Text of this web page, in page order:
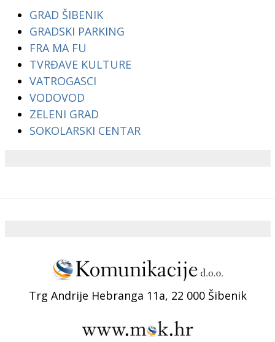
GRAD ŠIBENIK
GRADSKI PARKING
FRA MA FU
TVRĐAVE KULTURE
VATROGASCI
VODOVOD
ZELENI GRAD
SOKOLARSKI CENTAR
Trg Andrije Hebranga 11a, 22 000 Šibenik